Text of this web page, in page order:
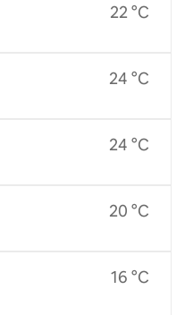
22 °C
24 °C
24 °C
20 °C
16 °C